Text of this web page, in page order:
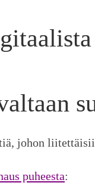
johon
puheesta: